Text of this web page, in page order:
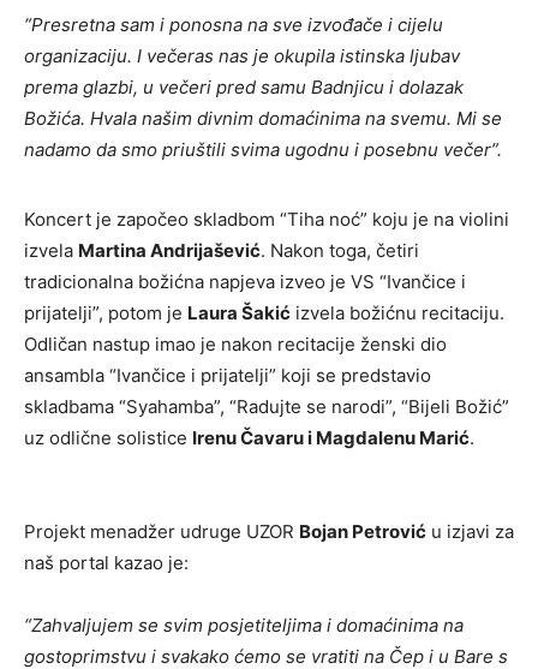
“Presretna sam i ponosna na sve izvođače i cijelu
organizaciju. I večeras nas je okupila istinska ljubav
prema glazbi, u večeri pred samu Badnjicu i dolazak
Božića. Hvala našim divnim domaćinima na svemu. Mi se
nadamo da smo priuštili svima ugodnu i posebnu večer”.
Koncert je započeo skladbom “Tiha noć” koju je na violini
izvela Martina Andrijašević. Nakon toga, četiri
tradicionalna božićna napjeva izveo je VS “Ivančice i
prijatelji”, potom je Laura Šakić izvela božićnu recitaciju.
Odličan nastup imao je nakon recitacije ženski dio
ansambla “Ivančice i prijatelji” koji se predstavio
skladbama “Syahamba”, “Radujte se narodi”, “Bijeli Božić”
uz odlične solistice Irenu Čavaru i Magdalenu Marić.
Projekt menadžer udruge UZOR Bojan Petrović u izjavi za
naš portal kazao je:
“Zahvaljujem se svim posjetiteljima i domaćinima na
gostoprimstvu i svakako ćemo se vratiti na Čep i u Bare s